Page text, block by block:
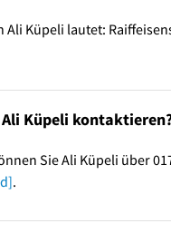
Ali Küpeli lautet:
Küpeli
Sie Ali Küpeli über
.